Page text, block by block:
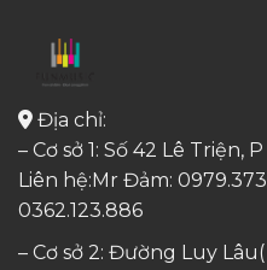
Địa chỉ:
– Cơ sở 1: Số 42 Lê Triện,
Liên hệ:Mr Đảm:
0362.123.886
– Cơ sở 2: Đường Luy